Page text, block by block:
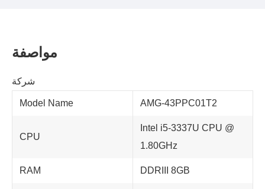
مواصفة
شركة
Model Name AMG-43PPC01T2
CPU
Intel i5-3337U CPU @
1.80GHz
RAM DDRIII 8GB